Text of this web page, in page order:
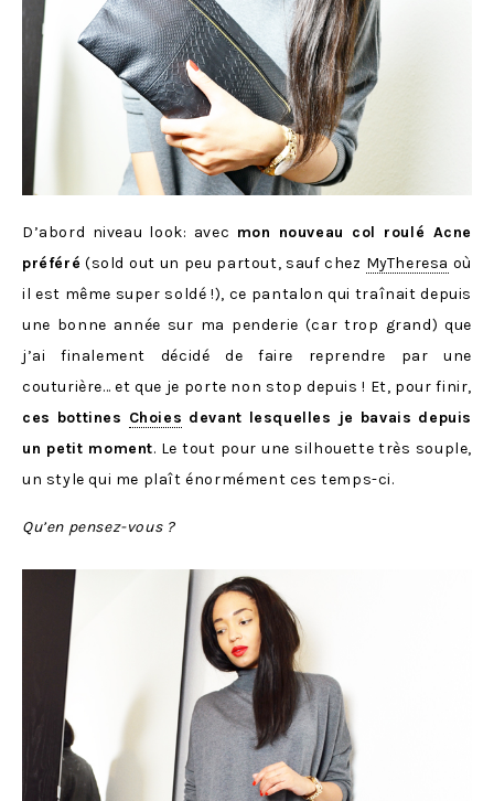
D’abord niveau look: avec mon nouveau col roulé Acne
préféré (sold out un peu partout, sauf chez MyTheresa où
il est même super soldé !), ce pantalon qui traînait depuis
une bonne année sur ma penderie (car trop grand) que
j’ai finalement décidé de faire reprendre par une
couturière… et que je porte non stop depuis ! Et, pour finir,
ces bottines Choies devant lesquelles je bavais depuis
un petit moment. Le tout pour une silhouette très souple,
un style qui me plaît énormément ces temps-ci.
Qu’en pensez-vous ?